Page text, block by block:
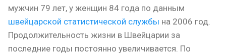
мужчин 79 лет, у женщин 84 года по данным
швейцарской статистической службы на 2006 год.
Продолжительность жизни в Швейцарии за
последние годы постоянно увеличивается. По